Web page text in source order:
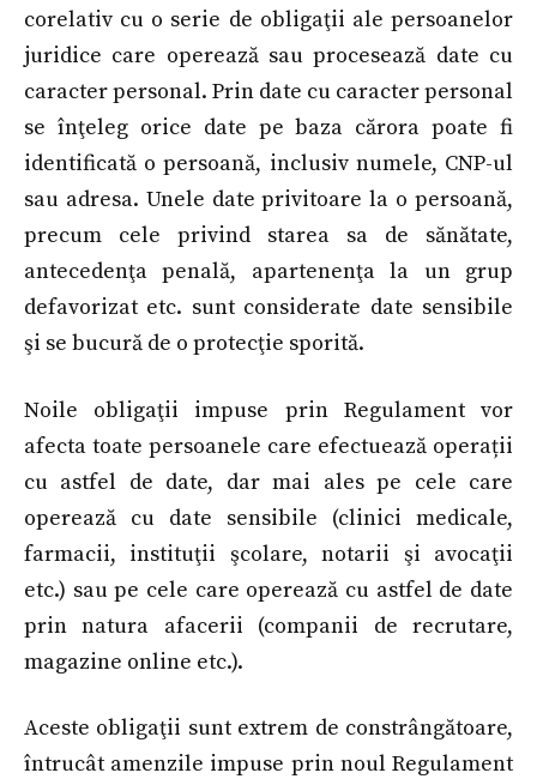
corelativ cu o serie de obligaţii ale persoanelor
juridice care operează sau procesează date cu
caracter personal. Prin date cu caracter personal
se înţeleg orice date pe baza cărora poate fi
identificată o persoană, inclusiv numele, CNP-ul
sau adresa. Unele date privitoare la o persoană,
precum cele privind starea sa de sănătate,
antecedenţa penală, apartenenţa la un grup
defavorizat etc. sunt considerate date sensibile
şi se bucură de o protecţie sporită.
Noile obligaţii impuse prin Regulament vor
afecta toate persoanele care efectuează operații
cu astfel de date, dar mai ales pe cele care
operează cu date sensibile (clinici medicale,
farmacii, instituţii şcolare, notarii şi avocaţii
etc.) sau pe cele care operează cu astfel de date
prin natura afacerii (companii de recrutare,
magazine online etc.).
Aceste obligaţii sunt extrem de constrângătoare,
întrucât amenzile impuse prin noul Regulament